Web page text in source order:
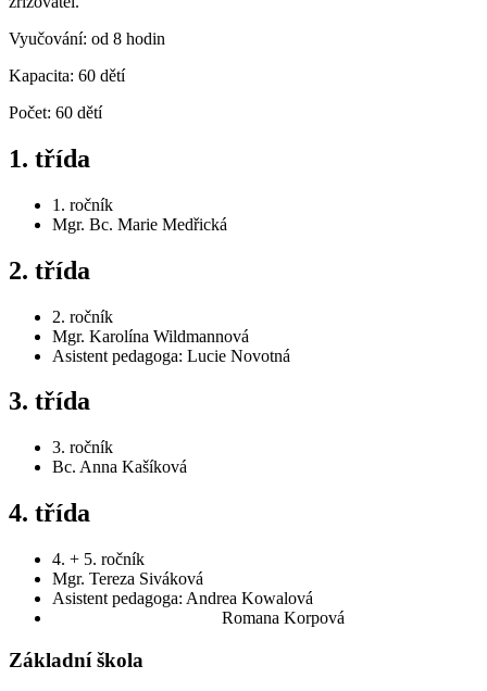
Vyučování: od 8 hodin
Kapacita: 60 dětí
Počet: 60 dětí
1. třída
1. ročník
Mgr. Bc. Marie Medřická
2. třída
2. ročník
Mgr. Karolína Wildmannová
Asistent pedagoga: Lucie Novotná
3. třída
3. ročník
Bc. Anna Kašíková
4. třída
4. + 5. ročník
Mgr. Tereza Siváková
Asistent pedagoga: Andrea Kowalová
Romana Korpová
Základní škola